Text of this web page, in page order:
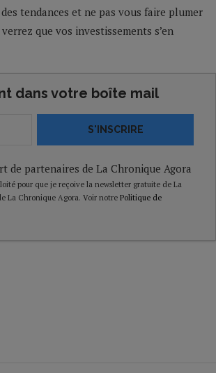
tendances et ne pas vous faire plumer
que vos investissements s’en
dans votre boîte mail
S'INSCRIRE
de partenaires de La Chronique Agora
pour que je reçoive la newsletter gratuite de La
La Chronique Agora. Voir notre Politique de